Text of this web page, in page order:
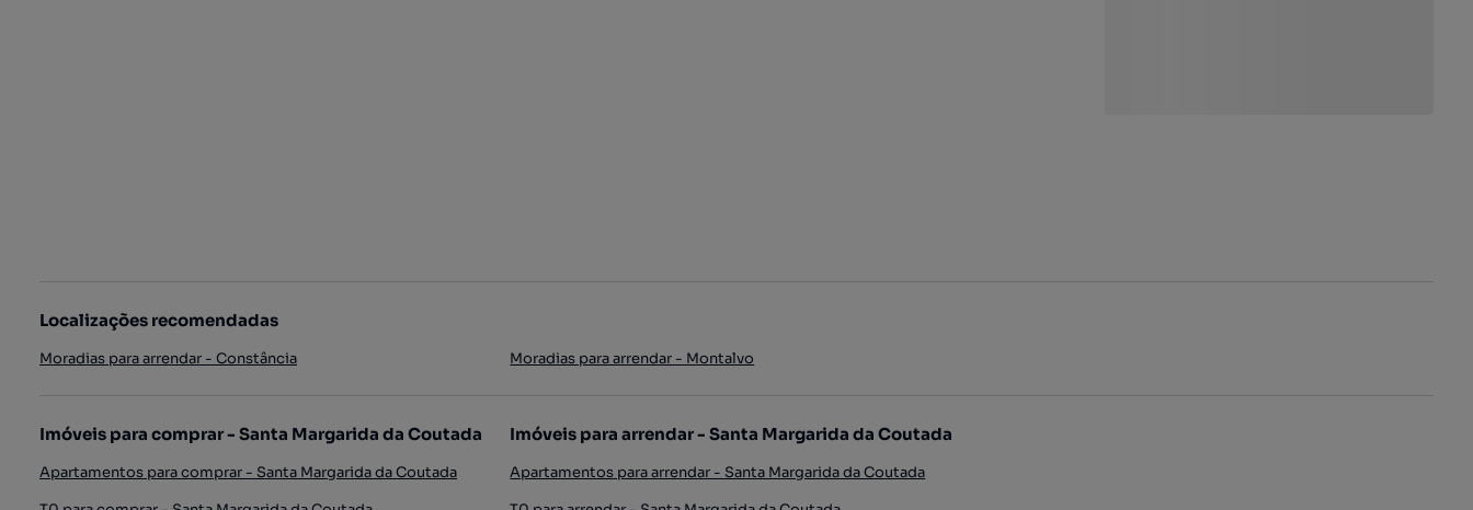
Localizações recomendadas
Moradias para arrendar - Constância Moradias para arrendar - Montalvo
Imóveis para comprar - Santa Margarida da Coutada
Apartamentos para comprar - Santa Margarida da Coutada
Imóveis para arrendar - Santa Margarida da Coutada
Apartamentos para arrendar - Santa Margarida da Coutada